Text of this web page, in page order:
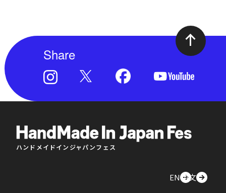
Share
ハンドメイドインジャパンフェス
EN中文